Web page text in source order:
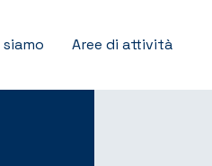
siamo Aree di attività